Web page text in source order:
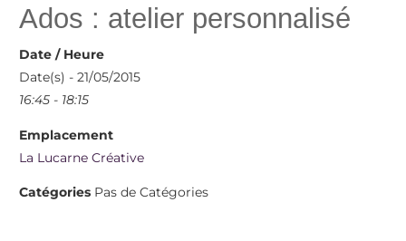
Ados : atelier personnalisé
Date / Heure
Date(s) - 21/05/2015
16:45 - 18:15
Emplacement
La Lucarne Créative
Catégories Pas de Catégories